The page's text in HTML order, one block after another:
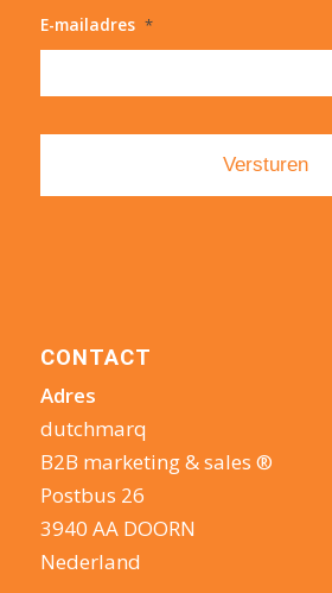
E-mailadres *
CONTACT
Adres
dutchmarq
B2B marketing & sales ®
Postbus 26
3940 AA DOORN
Nederland